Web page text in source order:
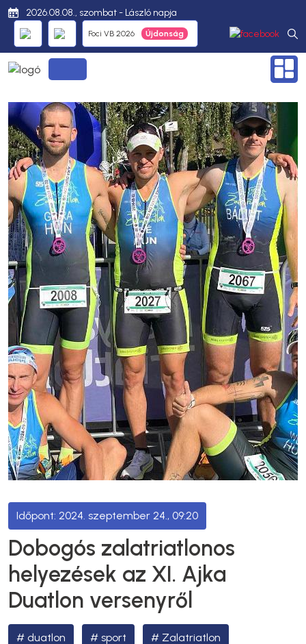
2026.08.08., szombat - László napja
Foci VB 2026
2024. szeptember 24., 09:20
Dobogós zalatriatlonos
helyezések az XI. Ajka
Duatlon versenyről
duatlon sport Zalatriatlon